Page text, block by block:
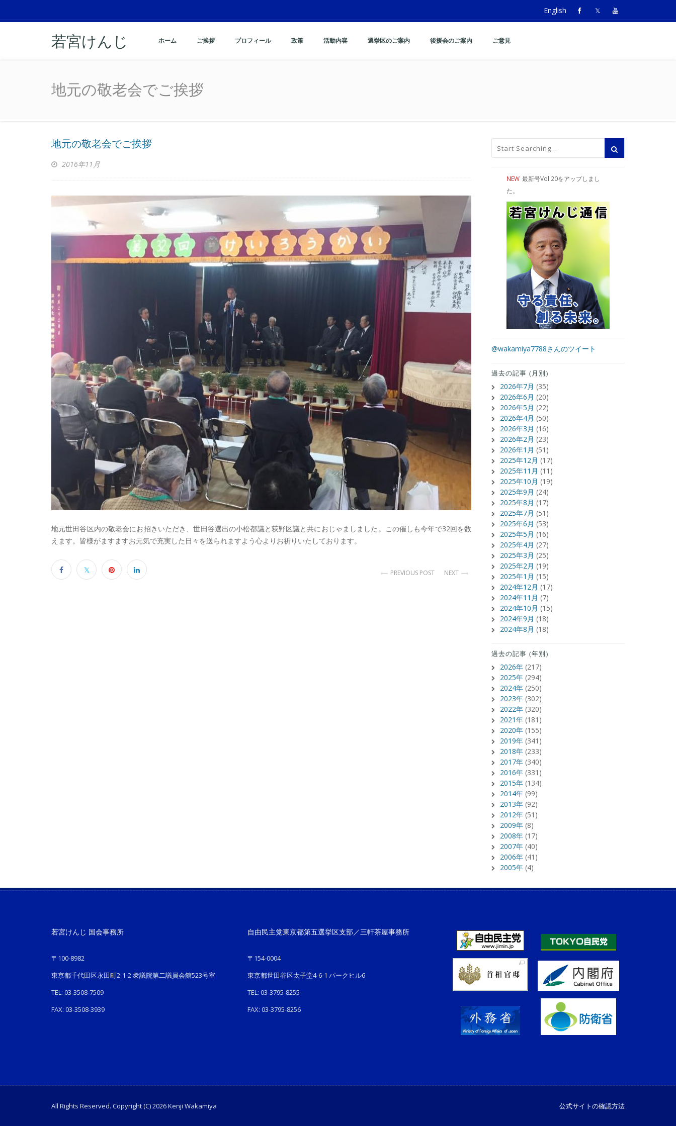
English
若宮けんじ ホーム ご挨拶 プロフィール 政策 活動内容 選挙区のご案内 後援会のご案内 ご意見
地元の敬老会でご挨拶
地元の敬老会でご挨拶
2016年11月
地元世田谷区内の敬老会にお招きいただき、世田谷選出の小松都議と荻野区議と共におじゃましました。この催しも今年で32回を数
えます。皆様がますますお元気で充実した日々を送られますよう心よりお祈りいたしております。
PREVIOUS POST NEXT
NEW 最新号Vol.20をアップしまし
た。
@wakamiya7788さんのツイート
過去の記事 (月別)
2026年7月 (35)
2026年6月 (20)
2026年5月 (22)
2026年4月 (50)
2026年3月 (16)
2026年2月 (23)
2026年1月 (51)
2025年12月 (17)
2025年11月 (11)
2025年10月 (19)
2025年9月 (24)
2025年8月 (17)
2025年7月 (51)
2025年6月 (53)
2025年5月 (16)
2025年4月 (27)
2025年3月 (25)
2025年2月 (19)
2025年1月 (15)
2024年12月 (17)
2024年11月 (7)
2024年10月 (15)
2024年9月 (18)
2024年8月 (18)
過去の記事 (年別)
2026年 (217)
2025年 (294)
2024年 (250)
2023年 (302)
2022年 (320)
2021年 (181)
2020年 (155)
2019年 (341)
2018年 (233)
2017年 (340)
2016年 (331)
2015年 (134)
2014年 (99)
2013年 (92)
2012年 (51)
2009年 (8)
2008年 (17)
2007年 (40)
2006年 (41)
2005年 (4)
若宮けんじ 国会事務所
〒100-8982
東京都千代田区永田町2-1-2 衆議院第二議員会館523号室
TEL: 03-3508-7509
FAX: 03-3508-3939
自由民主党東京都第五選挙区支部／三軒茶屋事務所
〒154-0004
東京都世田谷区太子堂4-6-1 パークヒル6
TEL: 03-3795-8255
FAX: 03-3795-8256
All Rights Reserved. Copyright (C) 2026 Kenji Wakamiya 公式サイトの確認方法